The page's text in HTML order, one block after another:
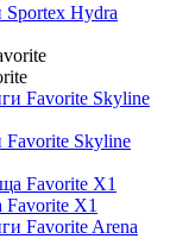
Sportex Hydra
Favorite Skyline
Favorite X1